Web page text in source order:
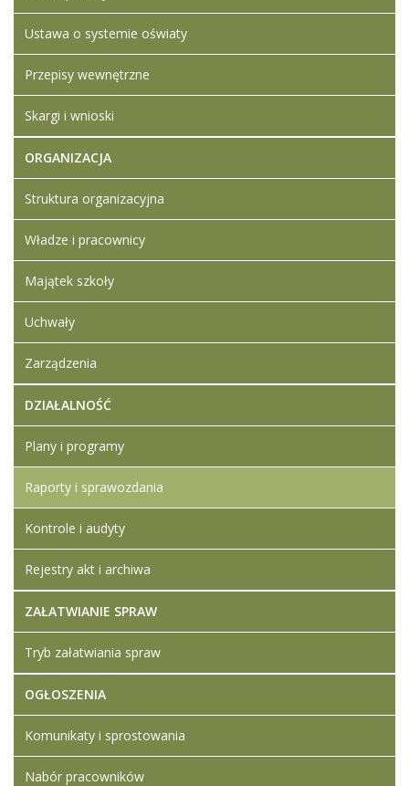
Ustawa o systemie oświaty
Przepisy wewnętrzne
Skargi i wnioski
ORGANIZACJA
Struktura organizacyjna
Władze i pracownicy
Majątek szkoły
Uchwały
Zarządzenia
DZIAŁALNOŚĆ
Plany i programy
Raporty i sprawozdania
Kontrole i audyty
Rejestry akt i archiwa
ZAŁATWIANIE SPRAW
Tryb załatwiania spraw
OGŁOSZENIA
Komunikaty i sprostowania
Nabór pracowników